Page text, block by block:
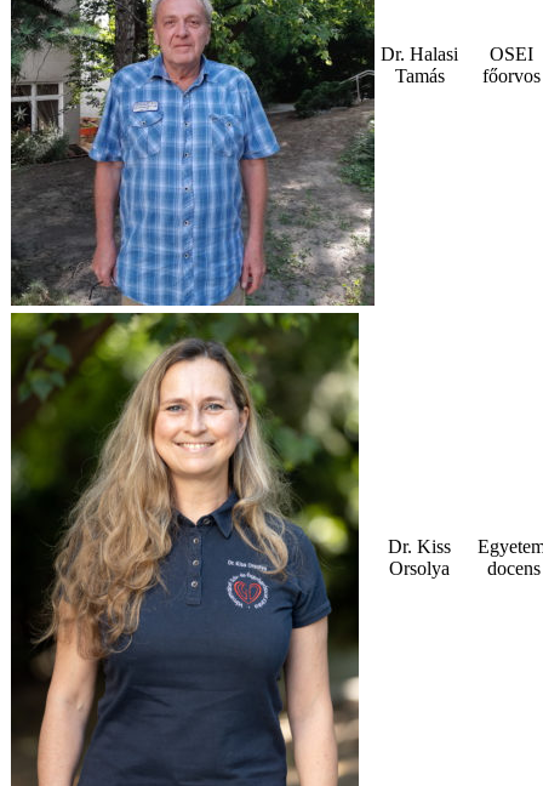
Dr. Halasi
Tamás
OSEI
Dr. Kiss
Orsolya
docens